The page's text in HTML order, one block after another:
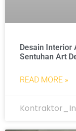
Desain Interior
Sentuhan Art
READ MORE »